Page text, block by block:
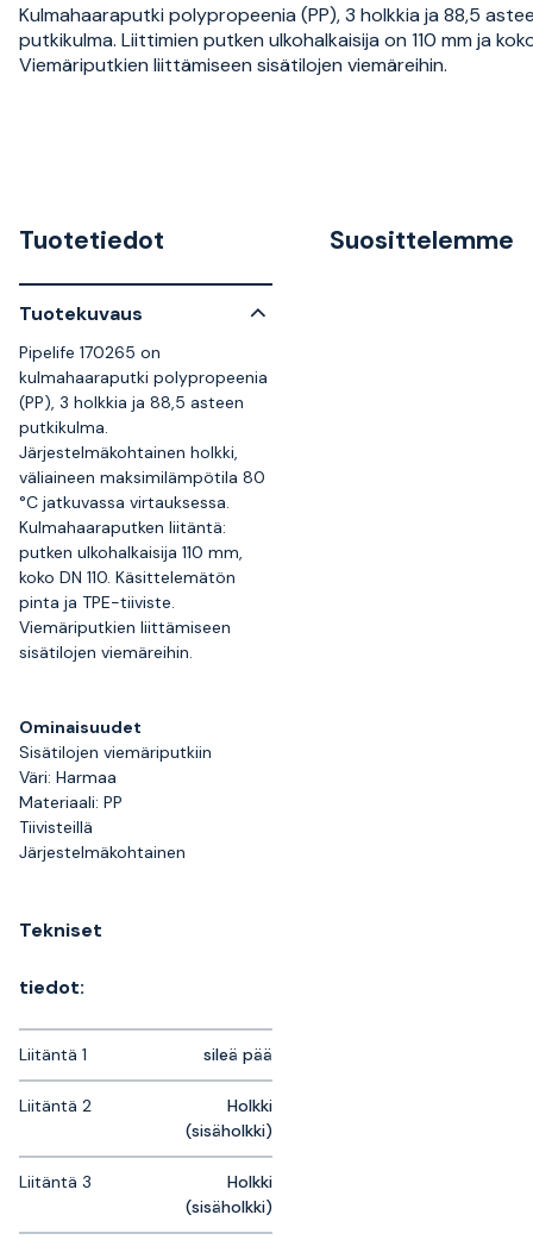
Kulmahaaraputki polypropeenia (PP), 3 holkkia ja 88,5
putkikulma. Liittimien putken ulkohalkaisija on 110 mm ja koko
Viemäriputkien liittämiseen sisätilojen viemäreihin.
Tuotetiedot
Tuotekuvaus
Pipelife 170265 on
kulmahaaraputki polypropeenia
(PP), 3 holkkia ja 88,5 asteen
putkikulma.
Järjestelmäkohtainen holkki,
väliaineen maksimilämpötila 80
°C jatkuvassa virtauksessa.
Kulmahaaraputken liitäntä:
putken ulkohalkaisija 110 mm,
koko DN 110. Käsittelemätön
pinta ja TPE-tiiviste.
Viemäriputkien liittämiseen
sisätilojen viemäreihin.
Ominaisuudet
Sisätilojen viemäriputkiin
Väri: Harmaa
Materiaali: PP
Tiivisteillä
Järjestelmäkohtainen
Tekniset
tiedot:
Liitäntä 1 sileä pää
Liitäntä 2
Holkki
(sisäholkki)
Liitäntä 3
Holkki
(sisäholkki)
Suosittelemme